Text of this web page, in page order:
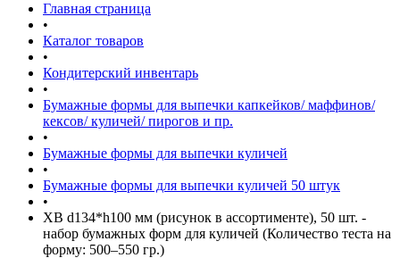
Главная страница
•
Каталог товаров
•
Кондитерский инвентарь
•
Бумажные формы для выпечки капкейков/ маффинов/
кексов/ куличей/ пирогов и пр.
•
Бумажные формы для выпечки куличей
•
Бумажные формы для выпечки куличей 50 штук
•
ХВ d134*h100 мм (рисунок в ассортименте), 50 шт. -
набор бумажных форм для куличей (Количество теста на
форму: 500–550 гр.)